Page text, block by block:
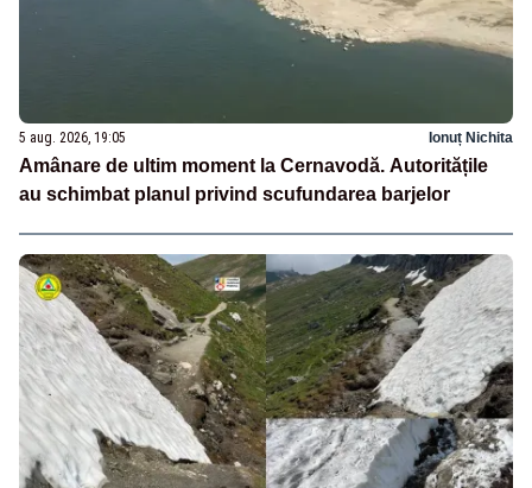
5 aug. 2026, 19:05 Ionuț Nichita
Amânare de ultim moment la Cernavodă. Autoritățile
au schimbat planul privind scufundarea barjelor